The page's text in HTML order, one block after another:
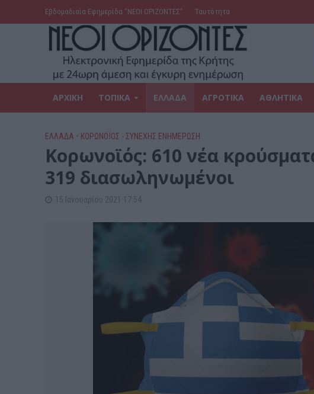
Εβδομαδιαία Εφημερίδα ‘’ΝΕΟΙ ΟΡΙΖΟΝΤΕΣ’’ Ταυτότητα
ΑΡΧΙΚΗ ΤΟΠΙΚΑ ΕΛΛΑΔΑ ΑΓΡΟΤΙΚΑ ΑΘΛΗΤΙΚΑ
ΕΛΛΑΔΑ • ΚΟΡΩΝΟΪΟΣ - ΣΥΝΕΧΗΣ ΕΝΗΜΕΡΩΣΗ
Kορωνοϊός: 610 νέα
319 διασωληνωμένοι
15 Ιανουαρίου 2021 17:54